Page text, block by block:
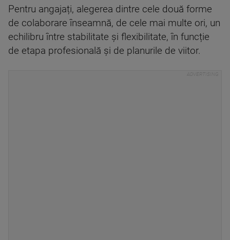
Pentru angajați, alegerea dintre cele două forme
de colaborare înseamnă, de cele mai multe ori, un
echilibru între stabilitate și flexibilitate, în funcție
de etapa profesională și de planurile de viitor.